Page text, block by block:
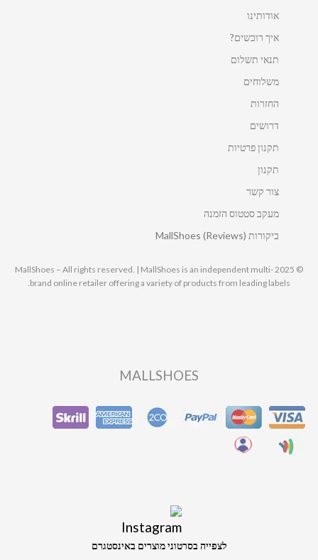
אודותינו
איך רוכשים?
תנאי תשלום
משלוחים
החזרות
דרושים
תקנון פרטיות
תקנון
צור קשר
מעקב סטטוס הזמנה
ביקורות MallShoes (Reviews)
© 2025 MallShoes – All rights reserved. | MallShoes is an independent multi-
brand online retailer offering a variety of products from leading labels.
MALLSHOES
לצפייה בסרטוני מוצרים באינסטגרם